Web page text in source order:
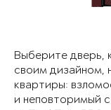
Выберите дверь,
своим дизайном,
квартиры:
и неповторимый